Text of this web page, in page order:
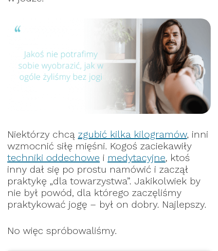
Niektórzy chcą zgubić kilka kilogramów, inni
wzmocnić siłę mięśni. Kogoś zaciekawiły
techniki oddechowe i medytacyjne, ktoś
inny dał się po prostu namówić i zaczął
praktykę „dla towarzystwa”. Jakikolwiek by
nie był powód, dla którego zaczęliśmy
praktykować jogę – był on dobry. Najlepszy.
No więc spróbowaliśmy.